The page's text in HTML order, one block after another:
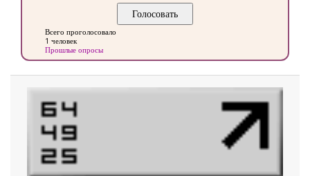
Всего проголосовало
1 человек
Прошлые опросы